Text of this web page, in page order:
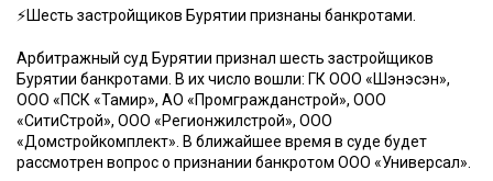
Спорт
Культура
Lifestyle
Мурзилка
⚡️Шесть застройщиков Бурятии признаны банкротами.
Арбитражный суд Бурятии признал шесть застройщиков
Бурятии банкротами. В их число вошли: ГК ООО «Шэнэсэн»,
ООО «ПСК «Тамир», АО «Промгражданстрой», ООО
«СитиСтрой», ООО «Регионжилстрой», ООО
«Домстройкомплект». В ближайшее время в суде будет
рассмотрен вопрос о признании банкротом ООО «Универсал».